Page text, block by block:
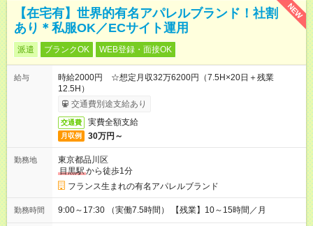
NEW
【在宅有】世界的有名アパレルブランド！社割
あり＊私服OK／ECサイト運用
派遣 ブランクOK WEB登録・面接OK
給与
時給2000円 ☆想定月収32万6200円（7.5H×20日＋残業
12.5H）
交通費別途支給あり
交通費 実費全額支給
月収例 30万円～
勤務地
東京都品川区
目黒駅から徒歩1分
フランス生まれの有名アパレルブランド
勤務時間 9:00～17:30 （実働7.5時間） 【残業】10～15時間／月